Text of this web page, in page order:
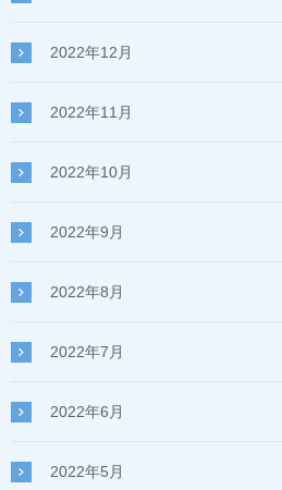
2022年12月
2022年11月
2022年10月
2022年9月
2022年8月
2022年7月
2022年6月
2022年5月